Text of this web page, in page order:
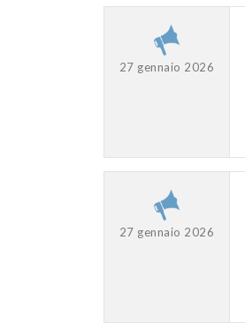
27 gennaio 2026
27 gennaio 2026